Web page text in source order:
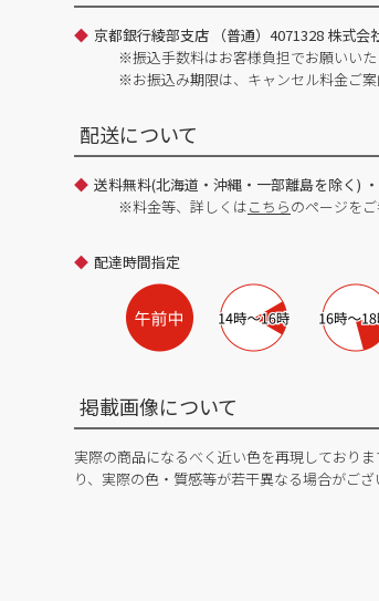
京都銀行綾部支店 （普通）4071328 株式会
※振込手数料はお客様負担でお願いいた
※お振込み期限は、キャンセル料金ご案
配送について
送料無料(北海道・沖縄・一部離島を除く)
※料金等、詳しくはこちらのページをご
配達時間指定
掲載画像について
実際の商品になるべく近い色を再現しており
り、実際の色・質感等が若干異なる場合がござ